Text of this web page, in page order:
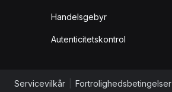
Handelsgebyr
Autenticitetskontrol
Servicevilkår Fortrolighedsbetingelser